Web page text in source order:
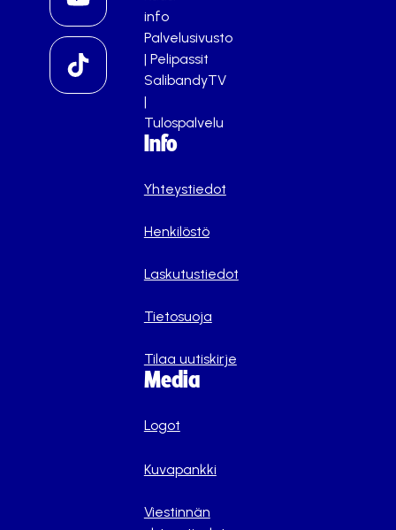
info
Palvelusivusto
| Pelipassit
SalibandyTV
|
Tulospalvelu
Info
Yhteystiedot
Henkilöstö
Laskutustiedot
Tietosuoja
Tilaa uutiskirje
Media
Logot
Kuvapankki
Viestinnän